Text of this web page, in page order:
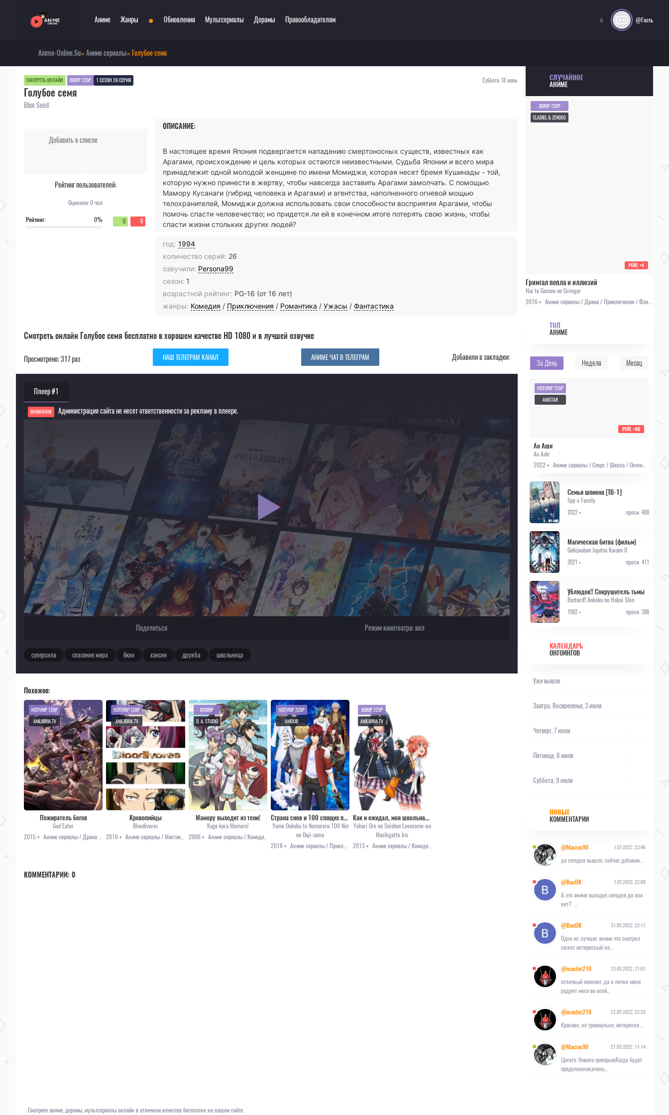
Аниме
Сериалы
Фильмы
Жанры
Боевые искусства
Война
Приключения
Школа
Игры
Этти
Экшен
Сверхъестественное
• Обновления Мультсериалы
Смотреть онлайн
Дорамы Правообладателям 0 @Гость
Anime-Online.Su»Аниме сериалы» Голубое семя
СМОТРЕТЬ ОНЛАЙН BDRIP 720P 1 СЕЗОН 26 СЕРИЯ Суббота 18 июнь
Голубое семя
Blue Seed
Добавить в список
Рейтинг пользователей:
Оценили:0чел.
Рейтинг: 0% 0 0
ОПИСАНИЕ:
В настоящее время Япония подвергается нападению смертоносных существ, известных как
Арагами, происхождение и цель которых остаются неизвестными. Судьба Японии и всего мира
принадлежит одной молодой женщине по имени Момиджи, которая несет бремя Кушинады - той,
которую нужно принести в жертву, чтобы навсегда заставить Арагами замолчать. С помощью
Мамору Кусанаги (гибрид человека и Арагами) и агентства, наполненного огневой мощью
телохранителей, Момиджи должна использовать свои способности восприятия Арагами, чтобы
помочь спасти человечество; но придется ли ей в конечном итоге потерять свою жизнь, чтобы
спасти жизни стольких других людей?
год: 1994
количество серий: 26
озвучили: Persona99
сезон: 1
возрастной рейтинг: PG-16 (от 16 лет)
жанры: Комедия / Приключения / Романтика / Ужасы / Фантастика
Смотреть онлайн Голубое семя бесплатно в хорошем качестве HD 1080 и в лучшей озвучке
Просмотрено: 317 раз НАШ ТЕЛЕГРАМ КАНАЛ АНИМЕ ЧАТ В ТЕЛЕГРАМ Добавили в закладки:
Плеер #1
ВНИМАНИЕ
Администрация сайта не несет ответственности за рекламу в плеере.
Для просмотра некоторых аниме необходимо установить VPN
Текущее воспроизведение：Голубое семя
Поделиться Режим кинотеатра:вкл
суперсила спасение мира ёкаи хэнсин дружба школьница
Похожее:
Пожиратель богов
God Eater
2015 •
HDTVRIP 720P
ANILIBRIA.TV
Кровопийцы
Bloodivores
2016 •
HDTVRIP 720P
ANILIBRIA.TV
Мамору выходит из тени!
Kage kara Mamoru!
2006 •
Аниме сериалы / Комедия / Приключения / Романтика
DVDRIP
D. A. STUDIO
Страна снов и 100 спящих принцев
Yume Oukoku to Nemureru 100 Nin
no Ouji-sama
2018 •
HDTVRIP 720P
ANIDUB
Как и ожидал, моя школьная романтическая жизнь не удалась [ТВ-1]
Yahari Ore no Seishun Lovecome wa
Machigatte Iru.
2013 •
BDRIP 720P
ANILIBRIA.TV
КОММЕНТАРИИ: 0
СЛУЧАЙНОЕ
АНИМЕ
Гримгал пепла и иллюзий
Hai to Gensou no Grimgar
2016 •
Аниме сериалы / Драма / Приключения / Фэнтези
BDRIP 720P
ELADIEL & ZENDOS
РЕЙТ. +4
ТОП
АНИМЕ
За День Неделя Месяц
Ао Аши
Ao Ashi
2022 •
Аниме сериалы / Спорт / Школа / Онгоинги / Аниме 2022
HDTVRIP 720P
ANISTAR
РЕЙТ. +80
Семья шпиона [ТВ-1]
Spy x Family
2022 • просм. 488
Магическая битва (фильм)
Gekijouban Jujutsu Kaisen 0
2021 • просм. 411
Ублюдок!! Сокрушитель тьмы
Bastard!! Ankoku no Hakai Shin
1992 • просм. 398
КАЛЕНДАРЬ
ОНГОИНГОВ
Уже вышло
Завтра, Воскресенье, 3 июля
Четверг, 7 июля
Пятница, 8 июля
Суббота, 9 июля
НОВЫЕ
КОММЕНТАРИИ
@Macros90 1.07.2022, 23:46
да сегодня вышло, сейчас добавим...
@DocOK 1.07.2022, 22:09
А это аниме выходит сегодня да или
нет? ...
@DocOK 31.05.2022, 23:11
Одно из лучших аниме что смотрел
сюжет интересный но...
@master210 23.05.2022, 21:01
отличный опенинг, да и лично меня
радуют мехи во всей...
@master210 22.05.2022, 22:33
Красиво, не тривиально, интересно ...
@Macros90 21.05.2022, 11:14
Цитата: Никита григорьевКогда будет
продолжения,очень...
Смотрите аниме, дорамы, мультсериалы онлайн в отличном качестве бесплатно на нашем сайте.